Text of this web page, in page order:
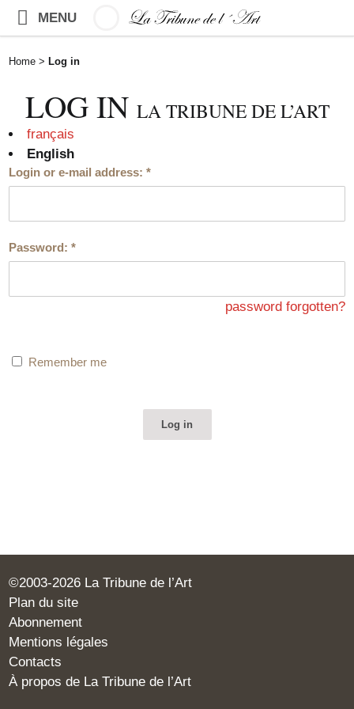
MENU
Home > Log in
LOG IN LA TRIBUNE DE L’ART
français
English
Login or e-mail address:*
Password:*
password forgotten?
Remember me
©2003-2026 La Tribune de l’Art
Plan du site
Abonnement
Mentions légales
Contacts
À propos de La Tribune de l’Art